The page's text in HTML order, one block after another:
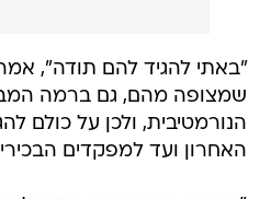
"באתי להגיד להם תודה",
שמצופה מהם, גם ברמה
הנורמטיבית, ולכן על כולם
האחרון ועד למפקדים